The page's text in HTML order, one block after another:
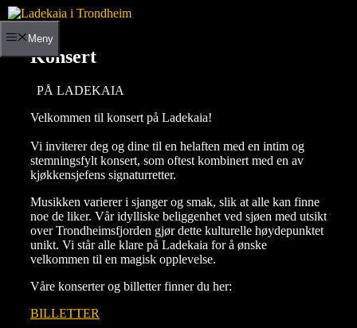
Hopp
til
innholdMeny
Konsert
PÅ LADEKAIA
Velkommen til konsert på Ladekaia!
Vi inviterer deg og dine til en helaften med en intim og
stemningsfylt konsert, som oftest kombinert med en av
kjøkkensjefens signaturretter.
Musikken varierer i sjanger og smak, slik at alle kan finne
noe de liker. Vår idylliske beliggenhet ved sjøen med utsikt
over Trondheimsfjorden gjør dette kulturelle høydepunktet
unikt. Vi står alle klare på Ladekaia for å ønske
velkommen til en magisk opplevelse.
Våre konserter og billetter finner du her:
BILLETTER